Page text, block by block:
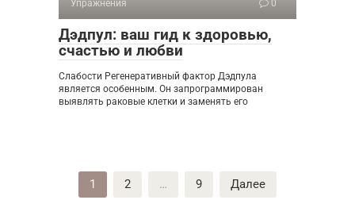
Упражнения 0
Дэдпул: ваш гид к здоровью,
счастью и любви
Слабости Регенеративный фактор Дэдпула
является особенным. Он запрограммирован
выявлять раковые клетки и заменять его
1 2 … 9 Далее